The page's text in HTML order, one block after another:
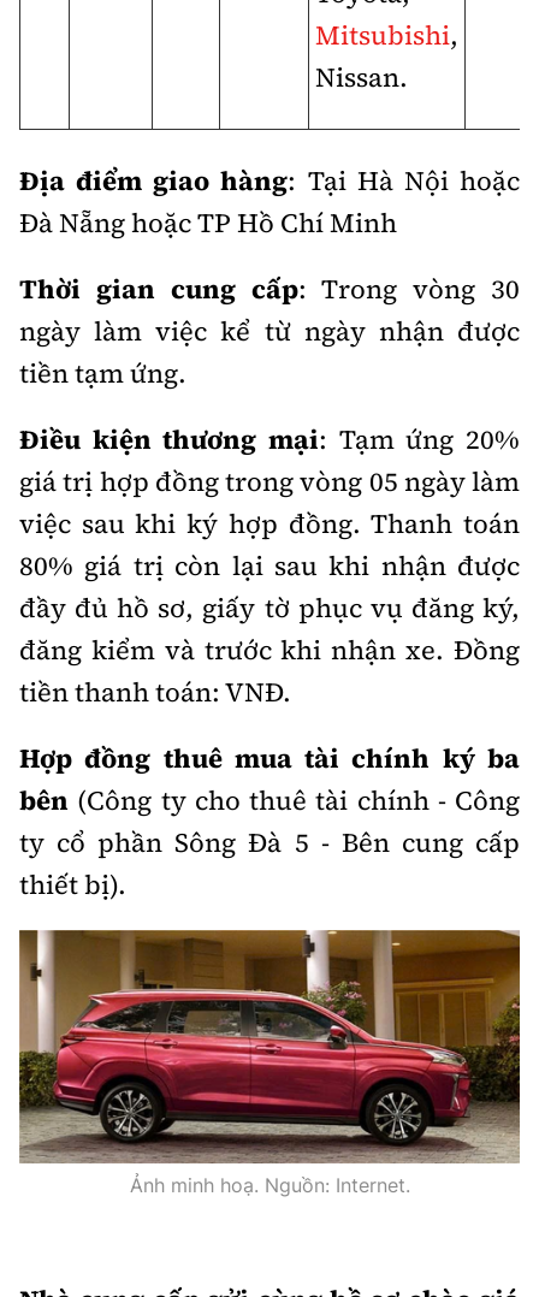
Nguyễn Thị Hồng Nga
Nguyễn Đức Thắng, La Đức Hùng
Hotline:
0901 514 799
Quảng cáo và Phát hành:
0915 057 282
Email:bandoc@baoxaydung.vn
Cấm sao chép dưới mọi hình thức nếu không có sự
Thông tin tòa
Mitsubishi,
Nissan.
Địa điểm giao hàng: Tại Hà Nội hoặc
Đà Nẵng hoặc TP Hồ Chí Minh
Thời gian cung cấp: Trong vòng 30
ngày làm việc kể từ ngày nhận được
tiền tạm ứng.
Điều kiện thương mại: Tạm ứng 20%
giá trị hợp đồng trong vòng 05 ngày làm
việc sau khi ký hợp đồng. Thanh toán
80% giá trị còn lại sau khi nhận được
đầy đủ hồ sơ, giấy tờ phục vụ đăng ký,
đăng kiểm và trước khi nhận xe. Đồng
tiền thanh toán: VNĐ.
Hợp đồng thuê mua tài chính ký ba
bên (Công ty cho thuê tài chính - Công
ty cổ phần Sông Đà 5 - Bên cung cấp
thiết bị).
Ảnh minh hoạ. Nguồn: Internet.